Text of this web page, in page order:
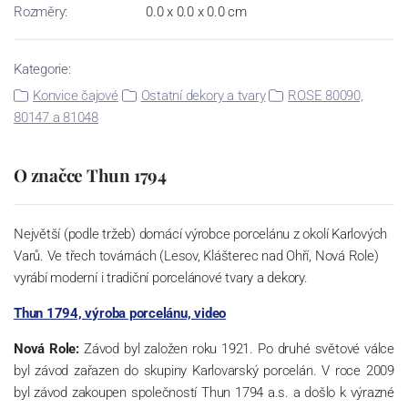
Rozměry: 0.0 x 0.0 x 0.0 cm
Kategorie:
Konvice čajové
Ostatní dekory a tvary
ROSE 80090,
80147 a 81048
O značce Thun 1794
Největší (podle tržeb) domácí výrobce porcelánu z okolí Karlových
Varů. Ve třech továrnách (Lesov, Klášterec nad Ohří, Nová Role)
vyrábí moderní i tradiční porcelánové tvary a dekory.
Thun 1794, výroba porcelánu, video
Nová Role: Závod byl založen roku 1921. Po druhé světové válce
byl závod zařazen do skupiny Karlovarský porcelán. V roce 2009
byl závod zakoupen společností Thun 1794 a.s. a došlo k výrazné